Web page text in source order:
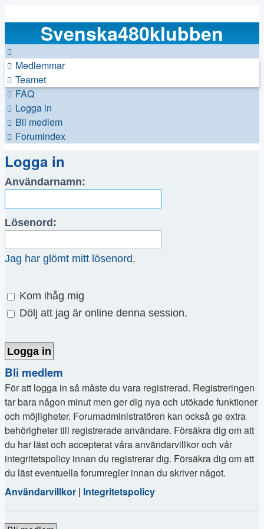
Svenska480klubben
Medlemmar
Teamet
FAQ
Logga in
Bli medlem
Forumindex
Logga in
Användarnamn:
Lösenord:
Jag har glömt mitt lösenord.
Kom ihåg mig
Dölj att jag är online denna session.
Bli medlem
För att logga in så måste du vara registrerad. Registreringen
tar bara någon minut men ger dig nya och utökade funktioner
och möjligheter. Forumadministratören kan också ge extra
behörigheter till registrerade användare. Försäkra dig om att
du har läst och accepterat våra användarvillkor och vår
integritetspolicy innan du registrerar dig. Försäkra dig om att
du läst eventuella forumregler innan du skriver något.
Användarvillkor | Integritetspolicy